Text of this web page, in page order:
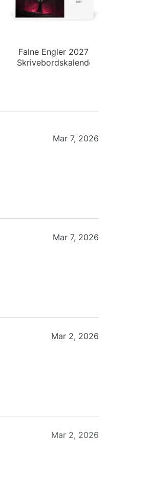
Falne Engler 2027
Skrivebordskalender
Mar 7, 2026
Mar 7, 2026
Mar 2, 2026
Mar 2, 2026